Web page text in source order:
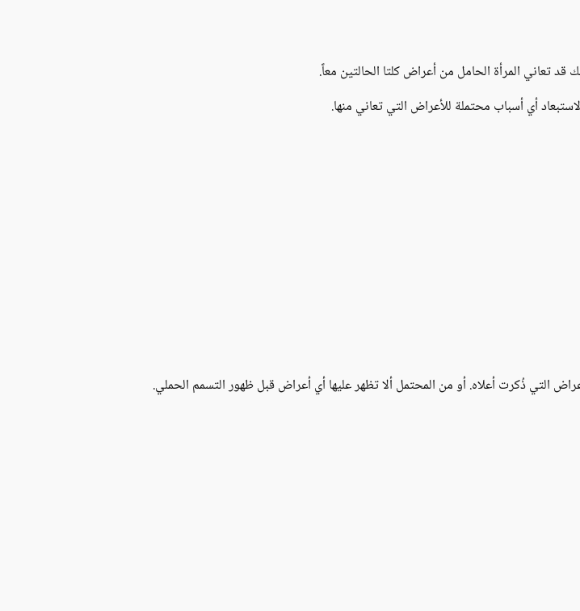
تعاني المرأة الحامل من أعراض كلتا الحالتين معاً.
أي أسباب محتملة للأعراض التي تعاني منها.
التي ذُكرت أعلاه. أو من المحتمل ألا تظهر عليها أي أعراض قبل ظهور التسمم الحملي.